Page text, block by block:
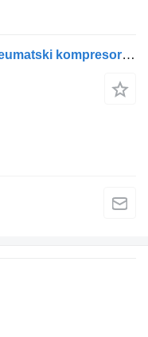
Knorr-Bremse 51.54100-7246 pneumatski kompresor za MAN kamiona